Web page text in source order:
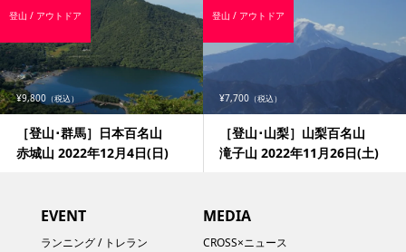
¥9,800 （税込）
［登山･群馬］日本百名山
赤城山 2022年12月4日(日)
登山 / アウトドア
¥7,700 （税込）
［登山･山梨］山梨百名山
滝子山 2022年11月26日(土)
登山 / アウトドア
EVENT
ランニング / トレラン
MEDIA
CROSS×ニュース